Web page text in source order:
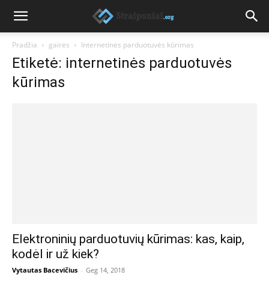
Pradžia gairės Internetinės parduotuvės kūrimas
Etiketė: internetinės parduotuvės
kūrimas
Elektroninių parduotuvių kūrimas: kas, kaip,
kodėl ir už kiek?
Vytautas Bacevičius - Geg 14, 2018